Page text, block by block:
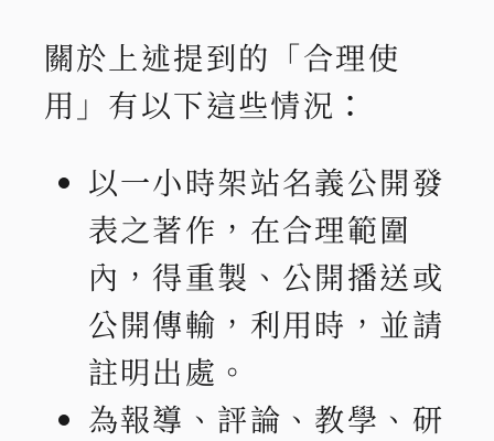
關於上述提到的「合理使
用」有以下這些情況：
以一小時架站名義公開發
表之著作，在合理範圍
內，得重製、公開播送或
公開傳輸，利用時，並請
註明出處。
為報導、評論、教學、研